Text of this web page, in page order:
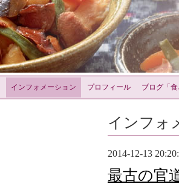
インフォメーション プロフィール ブログ「
インフォ
2014-12-13
最古の官